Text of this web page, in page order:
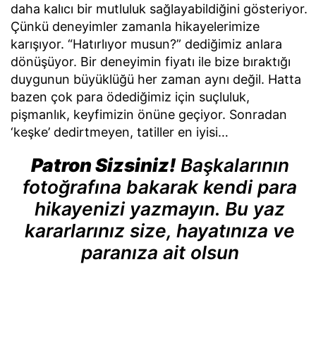
daha kalıcı bir mutluluk sağlayabildiğini gösteriyor.
Çünkü deneyimler zamanla hikayelerimize
karışıyor. “Hatırlıyor musun?” dediğimiz anlara
dönüşüyor. Bir deneyimin fiyatı ile bize bıraktığı
duygunun büyüklüğü her zaman aynı değil. Hatta
bazen çok para ödediğimiz için suçluluk,
pişmanlık, keyfimizin önüne geçiyor. Sonradan
‘keşke’ dedirtmeyen, tatiller en iyisi…
Patron Sizsiniz!Başkalarının
fotoğrafına bakarak kendi para
hikayenizi yazmayın. Bu yaz
kararlarınız size, hayatınıza ve
paranıza ait olsun